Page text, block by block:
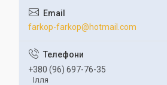
farkop-farkop@hotmail.com
+380 (96) 697-76-35
Ілля